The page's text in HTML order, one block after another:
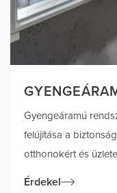
Gyengeáramú
felújítása a
otthonokért és
Érdekel